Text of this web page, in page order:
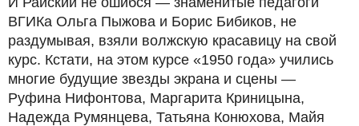
ВГИКа Ольга Пыжова и Борис Бибиков, не
раздумывая, взяли волжскую красавицу на свой
курс. Кстати, на этом курсе «1950 года» учились
многие будущие звезды экрана и сцены —
Руфина Нифонтова, Маргарита Криницына,
Надежда Румянцева, Татьяна Конюхова, Майя